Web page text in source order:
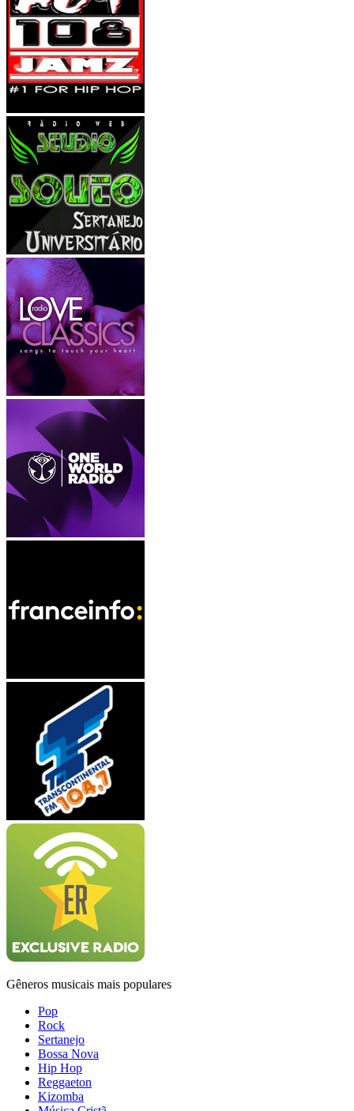
Gêneros musicais mais populares
Pop
Rock
Sertanejo
Bossa Nova
Hip Hop
Reggaeton
Kizomba